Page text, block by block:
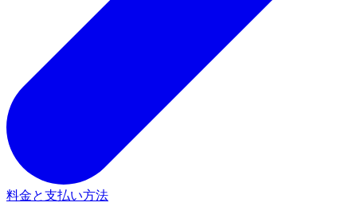
料金と支払い方法